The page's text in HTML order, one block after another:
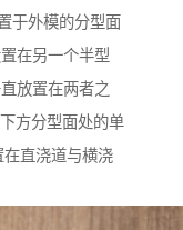
于外模的分型面
在另一个半型
放置在两者之
方分型面处的单
直浇道与横浇